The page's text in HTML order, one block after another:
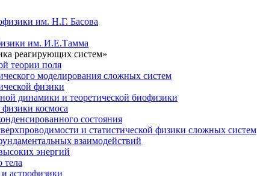
им. Н.Г. Басова
им. И.Е.Тамма
реагирующих систем»
теории поля
моделирования сложных систем
физики
динамики и теоретической биофизики
космоса
состояния
и статистической физики сложных систем
взаимодействий
энергий
тела
астрофизики